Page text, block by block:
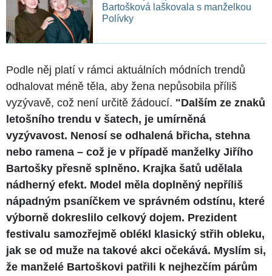
Bartošková laškovala s manželkou
Polívky
Podle něj platí v rámci aktuálních módních trendů
odhalovat méně těla, aby žena nepůsobila příliš
vyzývavě, což není určitě žádoucí. "Dalším ze znaků
letošního trendu v šatech, je umírněná
vyzývavost. Nenosí se odhalená břicha, stehna
nebo ramena – což je v případě manželky Jiřího
Bartošky přesně splněno. Krajka šatů udělala
nádherný efekt. Model měla doplněný nepříliš
nápadným psaníčkem ve správném odstínu, které
výborně dokreslilo celkový dojem. Prezident
festivalu samozřejmě oblékl klasický střih obleku,
jak se od muže na takové akci očekává. Myslím si,
že manželé Bartoškovi patřili k nejhezčím párům